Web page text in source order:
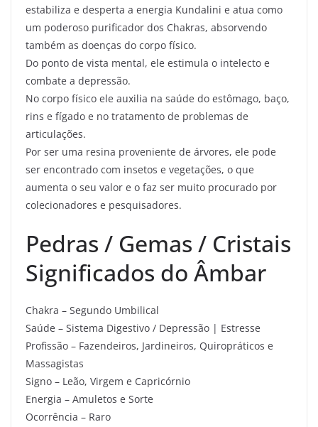
estabiliza e desperta a energia Kundalini e atua como
um poderoso purificador dos Chakras, absorvendo
também as doenças do corpo físico.
Do ponto de vista mental, ele estimula o intelecto e
combate a depressão.
No corpo físico ele auxilia na saúde do estômago, baço,
rins e fígado e no tratamento de problemas de
articulações.
Por ser uma resina proveniente de árvores, ele pode
ser encontrado com insetos e vegetações, o que
aumenta o seu valor e o faz ser muito procurado por
colecionadores e pesquisadores.
Pedras / Gemas / Cristais
Significados do Âmbar
Chakra – Segundo Umbilical
Saúde – Sistema Digestivo / Depressão | Estresse
Profissão – Fazendeiros, Jardineiros, Quiropráticos e
Massagistas
Signo – Leão, Virgem e Capricórnio
Energia – Amuletos e Sorte
Ocorrência – Raro